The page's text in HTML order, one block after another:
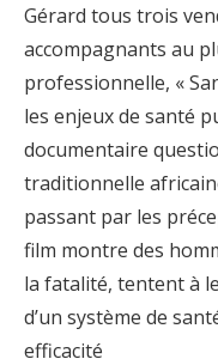
Gérard tous trois
accompagnants au
professionnelle, «
les enjeux de santé
documentaire
traditionnelle
passant par les
film montre des
la fatalité, tentent à
d’un système de
efficacité